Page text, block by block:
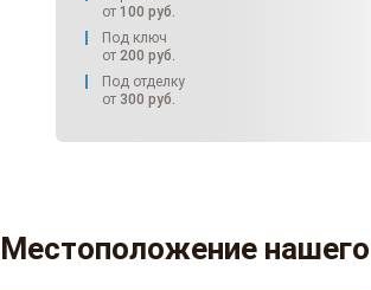
от 100 руб.
Под ключ
от 200 руб.
Под отделку
от 300 руб.
Местоположение